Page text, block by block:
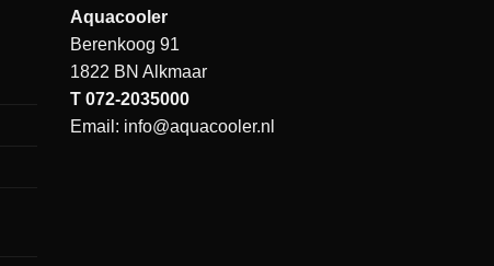
Aquacooler
Berenkoog 91
1822 BN Alkmaar
T 072-2035000
Email: info@aquacooler.nl